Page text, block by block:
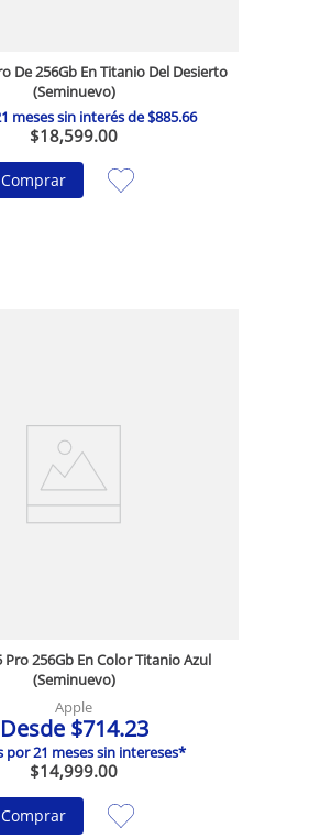
De 256Gb En Titanio Del Desierto
(Seminuevo)
meses sin interés de$885.66
$18,599.00
Comprar
Pro 256Gb En Color Titanio Azul
(Seminuevo)
Apple
Desde $714.23
por21 meses sin intereses*
$14,999.00
Comprar